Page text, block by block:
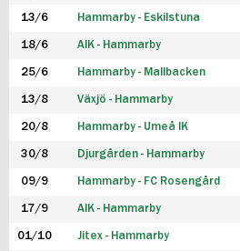
13/6 Hammarby - Eskilstuna
18/6 AIK - Hammarby
25/6 Hammarby - Mallbacken
13/8 Växjö - Hammarby
20/8 Hammarby - Umeå IK
30/8 Djurgården - Hammarby
09/9 Hammarby - FC Rosengård
17/9 AIK - Hammarby
01/10 Jitex - Hammarby